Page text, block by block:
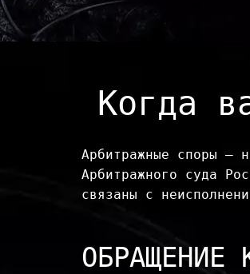
Когда
Арбитражные споры —
Арбитражного суда
связаны с
ОБРАЩЕНИЕ